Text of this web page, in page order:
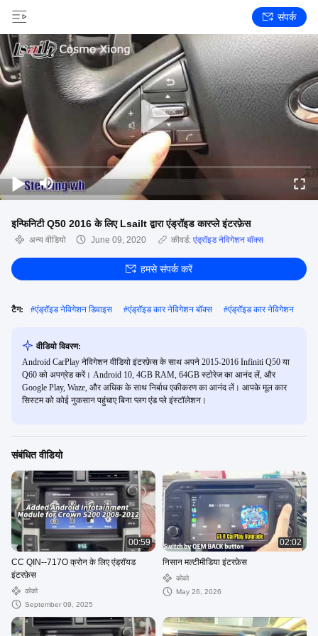
संपर्क
इन्फिनिटी Q50 2016 के लिए Lsailt द्वारा एंड्रॉइड कारप्ले इंटरफ़ेस
अन्य वीडियो June 09, 2020 कीवर्ड: एंड्रॉइड नेविगेशन बॉक्स
हमसे संपर्क करें
टैग: #एंड्रॉइड नेविगेशन डिवाइस #एंड्रॉइड कार नेविगेशन बॉक्स #एंड्रॉइड कार नेविगेशन
वीडियो विवरण:
Android CarPlay नेविगेशन वीडियो इंटरफ़ेस के साथ अपने 2015-2016 Infiniti Q50 या
Q60 को अपग्रेड करें। Android 10, 4GB RAM, 64GB स्टोरेज का आनंद लें, और
Google Play, Waze, और अधिक के साथ निर्बाध एकीकरण का आनंद लें। आपके मूल कार
सिस्टम को कोई नुकसान पहुंचाए बिना प्लग एंड प्ले इंस्टॉलेशन।
संबंधित वीडियो
00:59
CC QIN--717O क्रोन के लिए एंड्रॉयड
इंटरफ़ेस
कोको
September 09, 2025
02:02
निसान मल्टीमीडिया इंटरफ़ेस
कोको
May 26, 2026